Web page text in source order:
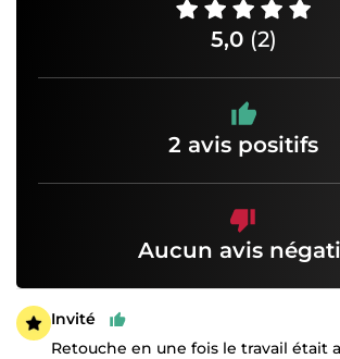
5,0 (2)
2 avis positifs
Aucun avis
Invité
Retouche en une fois le travail était